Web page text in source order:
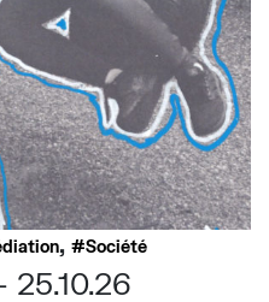
, Société
25.10.26